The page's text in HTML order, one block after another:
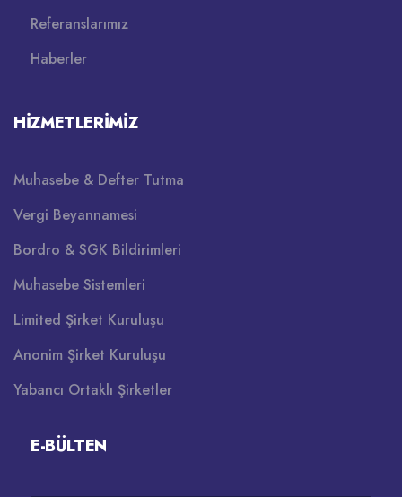
Referanslarımız
Haberler
HIZMETLERIMIZ
Muhasebe & Defter Tutma
Vergi Beyannamesi
Bordro & SGK Bildirimleri
Muhasebe Sistemleri
Limited Şirket Kuruluşu
Anonim Şirket Kuruluşu
Yabancı Ortaklı Şirketler
E-BÜLTEN